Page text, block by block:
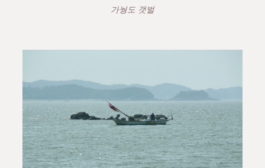
가눵도 갯벌